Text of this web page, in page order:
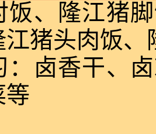
饭、隆江猪
江猪头肉饭
：卤香干、
等